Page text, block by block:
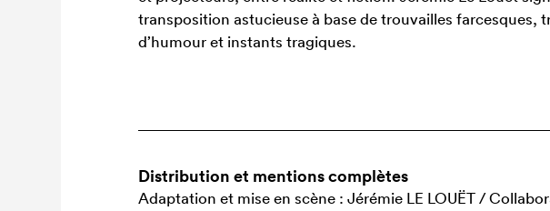
transposition astucieuse à base de trouvailles farcesques,
d’humour et instants tragiques.
Distribution et mentions complètes
Adaptation et mise en scène : Jérémie LE LOUËT /